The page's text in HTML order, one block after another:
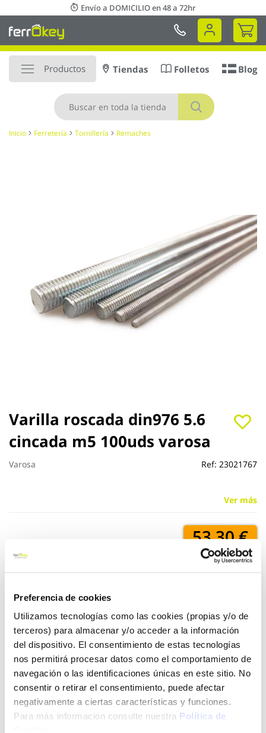
Preferencia de cookies
Utilizamos tecnologías como las cookies (propias y/o de
terceros) para almacenar y/o acceder a la información
del dispositivo. El consentimiento de estas tecnologías
nos permitirá procesar datos como el comportamiento de
navegación o las identificaciones únicas en este sitio. No
consentir o retirar el consentimiento, puede afectar
negativamente a ciertas características y funciones.
Para más información consulte nuestra Política de
al
contenido
Envío a DOMICILIO en 48 a 72hr
Mi
Productos
Buscar
Tiendas Folletos Blog
Inicio Ferretería Tornillería Remaches
Varilla roscada din976 5.6
cincada m5 100uds varosa
Varosa Ref: 23021767
Ver más
53,30 €
Click&Collect - Recogida gratis
en nuestras tiendas
Envío a domicilio:
5 días hábiles
+ INFO
Saltar
al
comienzo
de
la